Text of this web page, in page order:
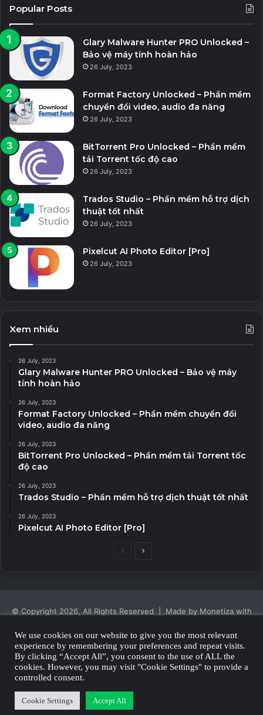
Popular Posts
Glary Malware Hunter PRO Unlocked –
Bảo vệ máy tính hoàn hảo
26 July, 2023
Format Factory Unlocked – Phần mềm
chuyển đổi video, audio đa năng
26 July, 2023
BitTorrent Pro Unlocked – Phần mềm
tải Torrent tốc độ cao
26 July, 2023
Trados Studio – Phần mềm hỗ trợ dịch
thuật tốt nhất
26 July, 2023
Pixelcut AI Photo Editor [Pro]
26 July, 2023
Xem nhiều
26 July, 2023
Glary Malware Hunter PRO Unlocked – Bảo vệ máy
tính hoàn hảo
26 July, 2023
Format Factory Unlocked – Phần mềm chuyển đổi
video, audio đa năng
26 July, 2023
BitTorrent Pro Unlocked – Phần mềm tải Torrent tốc
độ cao
26 July, 2023
Trados Studio – Phần mềm hỗ trợ dịch thuật tốt nhất
26 July, 2023
Pixelcut AI Photo Editor [Pro]
PreviousNext
© Copyright 2026, All Rights Reserved | Made by Monetiza with
Privacy Policy
We use cookies on our website to give you the most relevant
experience by remembering your preferences and repeat visits.
By clicking “Accept All”, you consent to the use of ALL the
cookies. However, you may visit "Cookie Settings" to provide a
controlled consent.
Cookie Settings Accept All